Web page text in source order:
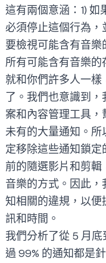
這有兩個意涵：1)
必須停止這個行為，
要檢視可能含有音
所有可能含有音樂的
就和你們許多人一樣
了。我們也意識到
案和內容管理工具
未有的大量通知。所
定移除這些通知鎖
前的隨選影片和剪
音樂的方式。因此
知相關的違規，以
訊和時間。
我們分析了從 5 月
過 99% 的通知都是